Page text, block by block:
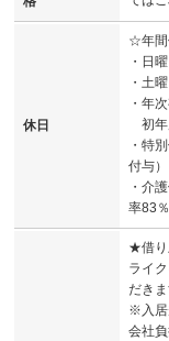
休日
☆年間
・日
・土
・年
初年
・特
付与）
・介
率83％
★借り
ライ
だきま
※入居
会社